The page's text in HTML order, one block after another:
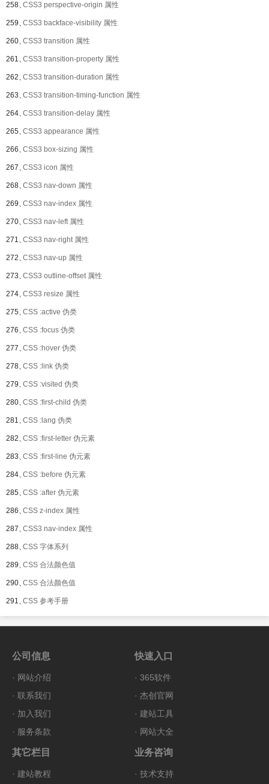
258、CSS3 perspective-origin 属性
259、CSS3 backface-visibility 属性
260、CSS3 transition 属性
261、CSS3 transition-property 属性
262、CSS3 transition-duration 属性
263、CSS3 transition-timing-function 属性
264、CSS3 transition-delay 属性
265、CSS3 appearance 属性
266、CSS3 box-sizing 属性
267、CSS3 icon 属性
268、CSS3 nav-down 属性
269、CSS3 nav-index 属性
270、CSS3 nav-left 属性
271、CSS3 nav-right 属性
272、CSS3 nav-up 属性
273、CSS3 outline-offset 属性
274、CSS3 resize 属性
275、CSS :active 伪类
276、CSS :focus 伪类
277、CSS :hover 伪类
278、CSS :link 伪类
279、CSS :visited 伪类
280、CSS :first-child 伪类
281、CSS :lang 伪类
282、CSS :first-letter 伪元素
283、CSS :first-line 伪元素
284、CSS :before 伪元素
285、CSS :after 伪元素
286、CSS z-index 属性
287、CSS3 nav-index 属性
288、CSS 字体系列
289、CSS 合法颜色值
290、CSS 合法颜色值
291、CSS 参考手册
公司信息
· 网站介绍
· 联系我们
· 加入我们
· 服务条款
快速入口
· 365软件
· 杰创官网
· 建站工具
· 网站大全
其它栏目
· 建站教程
业务咨询
· 技术支持